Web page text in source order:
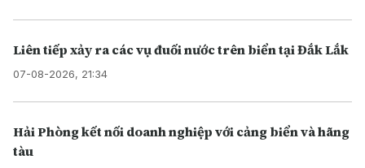
Liên tiếp xảy ra các vụ đuối nước trên biển tại Đắk Lắk
07-08-2026, 21:34
Hải Phòng kết nối doanh nghiệp với cảng biển và hãng
tàu